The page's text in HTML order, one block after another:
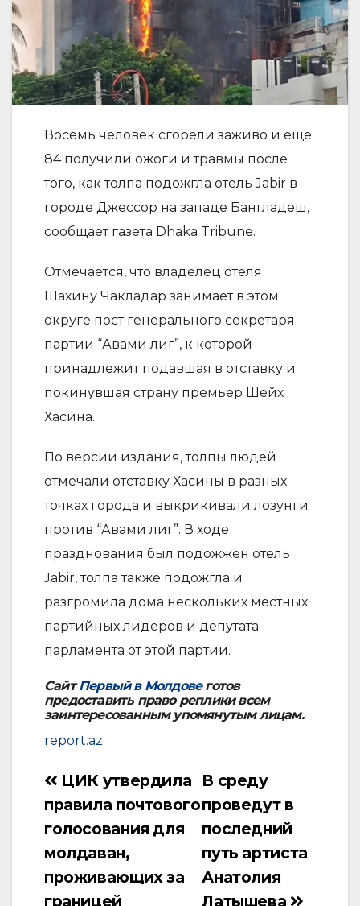
Восемь человек сгорели заживо и еще
84 получили ожоги и травмы после
того, как толпа подожгла отель Jabir в
городе Джессор на западе Бангладеш,
сообщает газета Dhaka Tribune.
Отмечается, что владелец отеля
Шахину Чакладар занимает в этом
округе пост генерального секретаря
партии “Авами лиг”, к которой
принадлежит подавшая в отставку и
покинувшая страну премьер Шейх
Хасина.
По версии издания, толпы людей
отмечали отставку Хасины в разных
точках города и выкрикивали лозунги
против “Авами лиг”. В ходе
празднования был подожжен отель
Jabir, толпа также подожгла и
разгромила дома нескольких местных
партийных лидеров и депутата
парламента от этой партии.
СайтПервый в Молдовеготов
предоставить право реплики всем
заинтересованным упомянутым лицам.
report.az
Навигация
по
В среду
проведут в
последний
путь артиста
Анатолия
Латышева
ЦИК утвердила
правила почтового
голосования для
молдаван,
проживающих за
границей